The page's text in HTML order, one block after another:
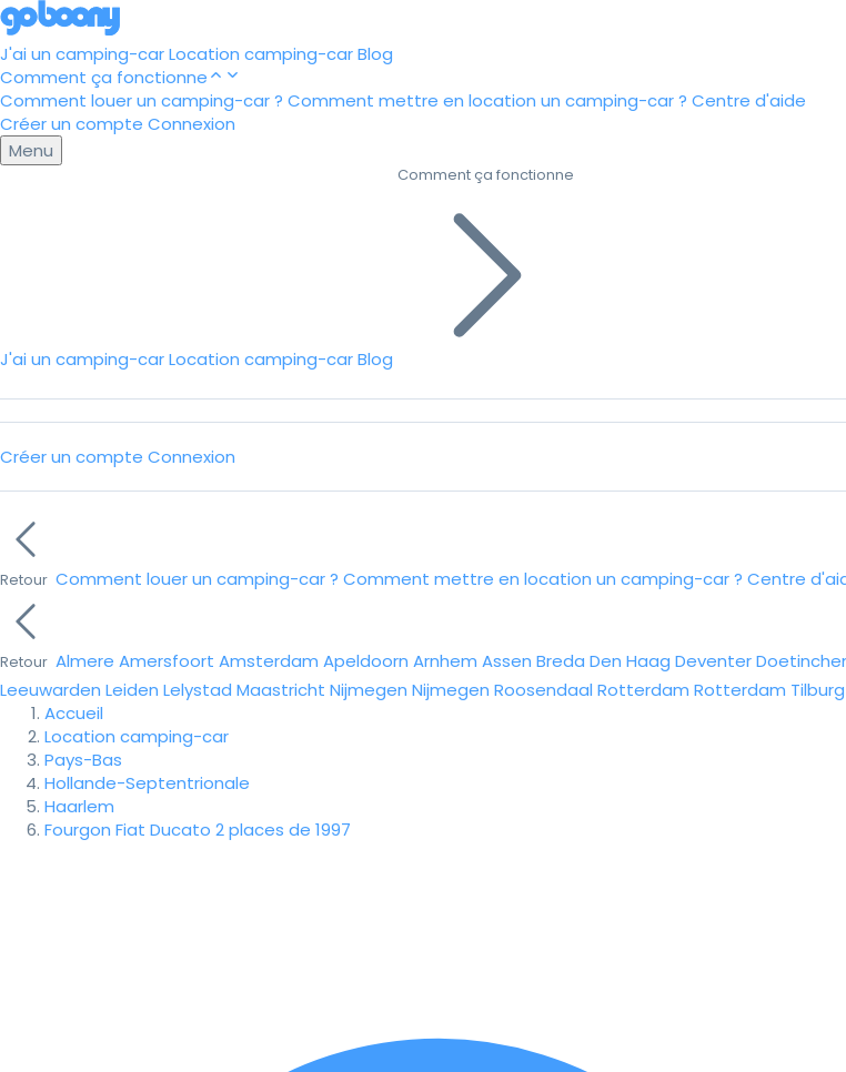
J'ai un camping-carLocation camping-carBlog
Comment ça fonctionne
Comment louer un camping-car ? Comment mettre en location un camping-car ? Centre d'aide
Créer un compte Connexion
Menu
J'ai un camping-carLocation camping-carBlog
Comment ça fonctionne
Créer un compte Connexion
Retour Comment louer un camping-car ? Comment mettre en location un camping-car ? Centre
Retour Almere Amersfoort Amsterdam Apeldoorn Arnhem Assen Breda Den Haag Deventer
Leeuwarden Leiden Lelystad Maastricht Nijmegen Nijmegen Roosendaal Rotterdam Rotterdam Tilburg
Accueil
Location camping-car
Pays-Bas
Hollande-Septentrionale
Haarlem
Fourgon Fiat Ducato 2 places de 1997